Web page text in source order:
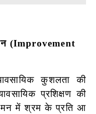
(Improvement
कुशलता की
प्रशिक्षण की
में श्रम के प्रति आ